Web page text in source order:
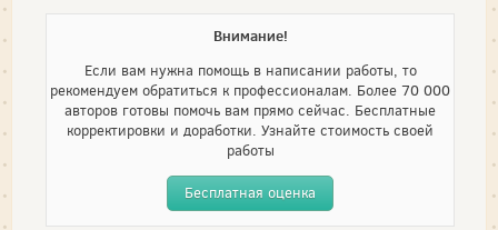
Внимание!
Если вам нужна помощь в написании работы, то
рекомендуем обратиться к профессионалам. Более 70 000
авторов готовы помочь вам прямо сейчас. Бесплатные
корректировки и доработки. Узнайте стоимость своей
работы
Бесплатная оценка